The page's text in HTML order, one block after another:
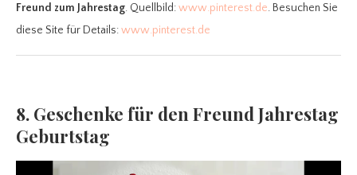
Freund zum Jahrestag. Quellbild:www.pinterest.de. Besuchen Sie
diese Site für Details:www.pinterest.de
8. Geschenke für den Freund Jahrestag
Geburtstag